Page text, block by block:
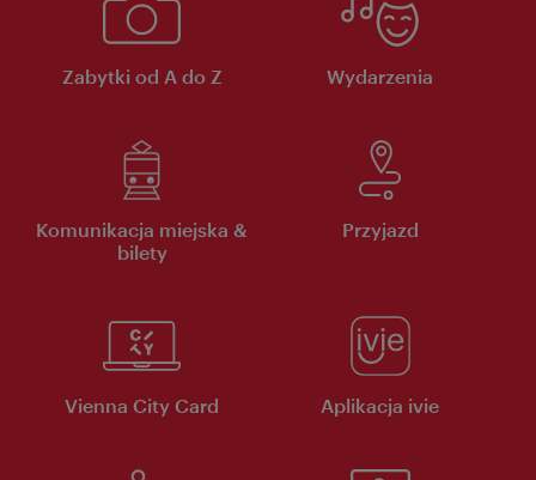
Zabytki od A do Z Wydarzenia
Komunikacja miejska &
bilety
Przyjazd
Vienna City Card Aplikacja ivie